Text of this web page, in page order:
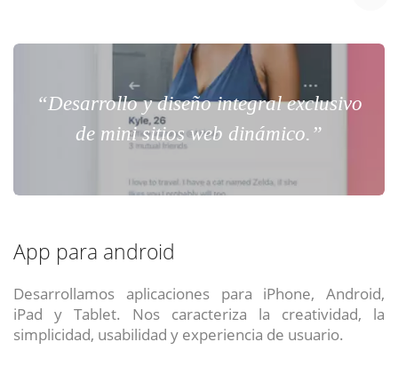
“Desarrollo y diseño integral exclusivo
de mini sitios web dinámico.”
App para android
Desarrollamos aplicaciones para iPhone, Android,
iPad y Tablet. Nos caracteriza la creatividad, la
simplicidad, usabilidad y experiencia de usuario.